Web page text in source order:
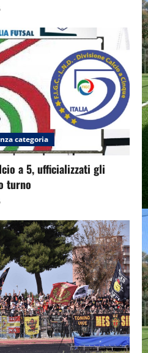
categoria
a 5, ufficializzati gli
turno